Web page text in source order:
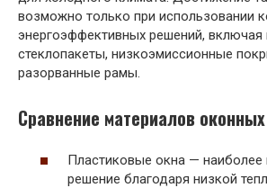
возможно только при использовании
энергоэффективных решений,
стеклопакеты, низкоэмиссионные
разорванные рамы.
Сравнение материалов
Пластиковые окна — наиболее
решение благодаря низкой